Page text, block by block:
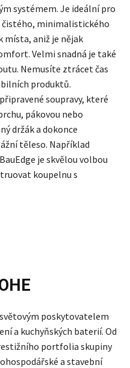
systémem. Je ideální pro
minimalistického
aniž je nějak
Velmi snadná je také
Nemusíte ztrácet čas
produktů.
soupravy, které
pákovou nebo
držák a dokonce
těleso. Například
je skvělou volbou
koupelnu s
poskytovatelem
a kuchyňských baterií. Od
portfolia skupiny
a stavební